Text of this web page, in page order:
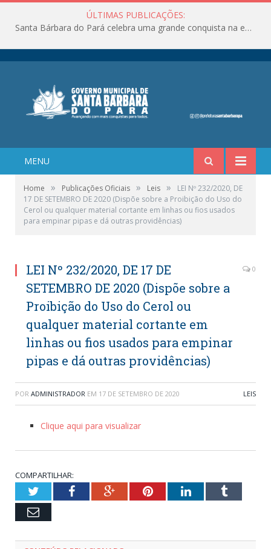
ÚLTIMAS PUBLICAÇÕES:
Santa Bárbara do Pará celebra uma grande conquista na educação!
MENU
Home » Publicações Oficiais » Leis »
LEI Nº 232/2020, DE
17 DE SETEMBRO DE 2020 (Dispõe sobre a Proibição do Uso do
Cerol ou qualquer material cortante em linhas ou fios usados
para empinar pipas e dá outras providências)
LEI Nº 232/2020, DE 17 DE
SETEMBRO DE 2020 (Dispõe sobre a
Proibição do Uso do Cerol ou
qualquer material cortante em
linhas ou fios usados para empinar
pipas e dá outras providências)
0
POR ADMINISTRADOR EM 17 DE SETEMBRO DE 2020 LEIS
Clique aqui para visualizar
COMPARTILHAR:
TwitterFacebookGoogle+PinterestLinkedInTumblr
Email